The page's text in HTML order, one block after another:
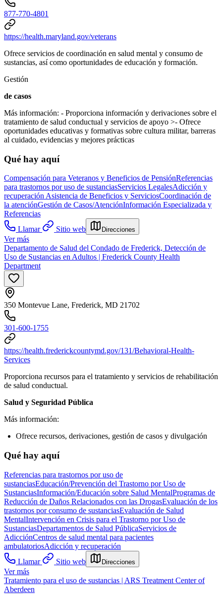
877-770-4801​
https://health.maryland.gov/veterans
Ofrece servicios de coordinación en salud mental y consumo de
sustancias, asícomo oportunidades de educación y formación.
Gestión
de casos
Más información: - Proporciona información y derivaciones sobre el
tratamiento de salud conductual y servicios de apoyo >- Ofrece
oportunidades educativas y formativas sobre cultura militar, barreras
al cuidado, evidencias y mejores prácticas
Qué hay aquí
Compensación para Veteranos y Beneficios de PensiónReferencias
para trastornos por uso de sustanciasServicios LegalesAdicción y
recuperación Asistencia de Beneficios y ServiciosCoordinación de
la atenciónGestión de Casos/AtenciónInformación Especializada y
Referencias
Llamar
Sitio web Direcciones
Ver más
Departamento de Salud del Condado de Frederick, Detección de
Uso de Sustancias en Adultos | Frederick County Health
Department
350 Montevue Lane, Frederick, MD 21702
301-600-1755
https://health.frederickcountymd.gov/131/Behavioral-Health-
Services
Proporciona recursos para el tratamiento y servicios de rehabilitación
de salud conductual.
Salud y Seguridad Pública
Más información:
Ofrece recursos, derivaciones, gestión de casos y divulgación
Qué hay aquí
Referencias para trastornos por uso de
sustanciasEducación/Prevención del Trastorno por Uso de
SustanciasInformación/Educación sobre Salud MentalProgramas de
Reducción de Daños Relacionados con las DrogasEvaluación de los
trastornos por consumo de sustanciasEvaluación de Salud
MentalIntervención en Crisis para el Trastorno por Uso de
SustanciasDepartamentos de Salud PúblicaServicios de
AdicciónCentros de salud mental para pacientes
ambulatoriosAdicción y recuperación
Llamar
Sitio web Direcciones
Ver más
Tratamiento para el uso de sustancias | ARS Treatment Center of
Aberdeen